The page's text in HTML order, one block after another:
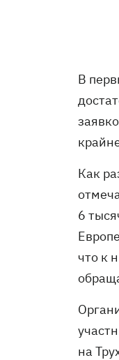
В
Как
6
что к
на